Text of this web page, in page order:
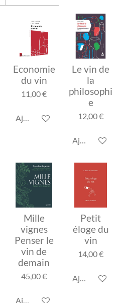
Economie
du vin
11,00 €
Ajouter au panier
Le vin de
la
philosophi
e
12,00 €
Ajouter au
Mille
vignes
Penser le
vin de
demain
45,00 €
Ajouter au panier
Petit
éloge du
vin
14,00 €
Ajouter au